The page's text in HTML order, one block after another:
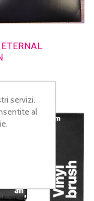
servizi.
al